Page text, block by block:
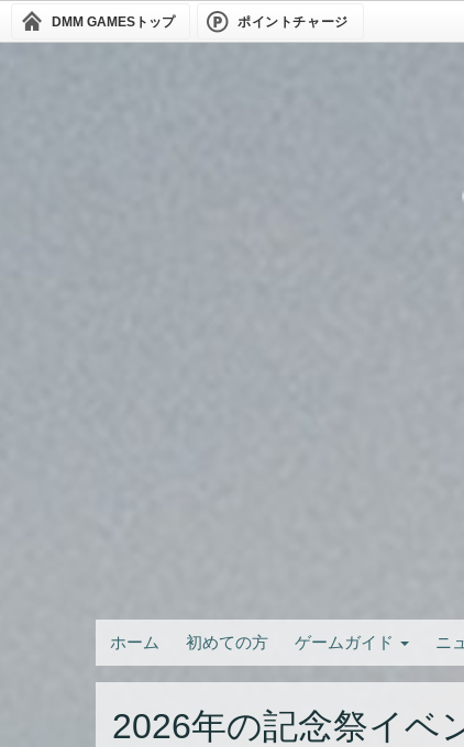
DMM GAMES トップ ポイントチャージ
ホーム 初めての方 ゲームガイド ニ
2026年の記念祭イベ